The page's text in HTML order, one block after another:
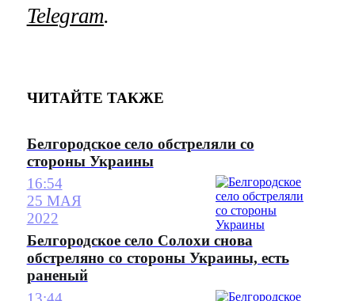
Telegram.
ЧИТАЙТЕ ТАКЖЕ
Белгородское село обстреляли со
стороны Украины
16:54
25 МАЯ
2022
Белгородское село Солохи снова
обстреляно со стороны Украины, есть
раненый